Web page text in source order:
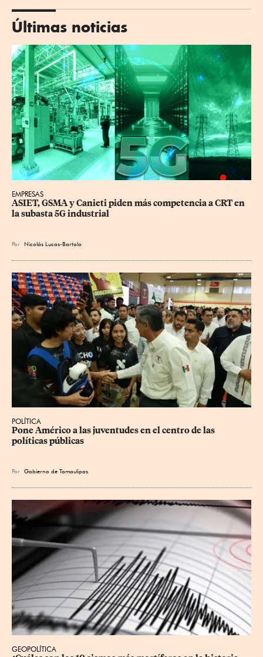
Últimas noticias
EMPRESAS
ASIET, GSMA y Canieti piden más competencia a CRT en
la subasta 5G industrial
Por Nicolás Lucas-Bartolo
POLÍTICA
Pone Américo a las juventudes en el centro de las
políticas públicas
Por Gobierno de Tamaulipas
GEOPOLÍTICA